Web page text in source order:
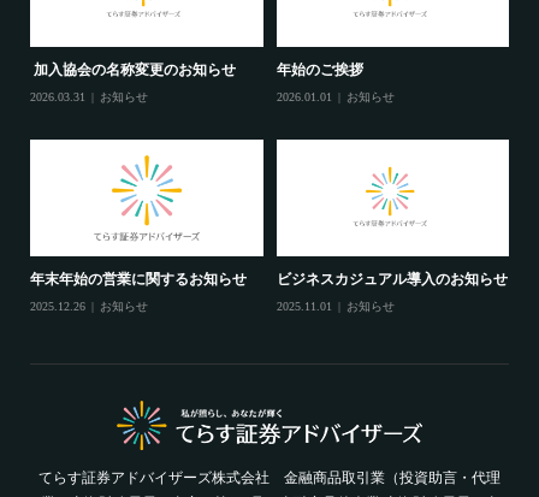
加入協会の名称変更のお知らせ
2026.03.31 お知らせ
年始のご挨拶
2026.01.01 お知らせ
年末年始の営業に関するお知らせ
2025.12.26 お知らせ
ビジネスカジュアル導入のお知らせ
2025.11.01 お知らせ
てらす証券アドバイザーズ株式会社 金融商品取引業（投資助言・代理